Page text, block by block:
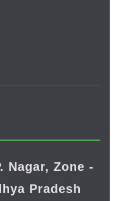
Nagar, Zone -
Pradesh